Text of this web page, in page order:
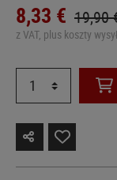
8,33 € 19,90
z VAT, plus koszty